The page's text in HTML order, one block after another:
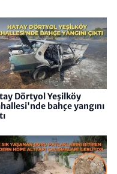
Dörtyol Yeşilköy
bahçe yangını